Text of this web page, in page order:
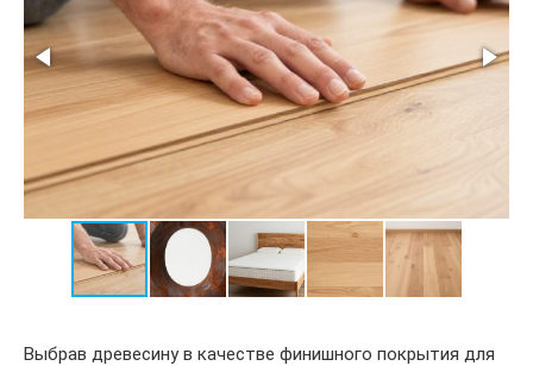
Выбрав древесину в качестве финишного покрытия для